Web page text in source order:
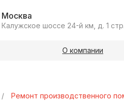
О компании
Москва
Калужское шоссе 24-й км, д. 1
/ Ремонт производственного